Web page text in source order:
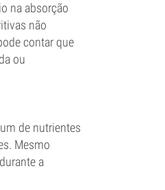
na absorção
não
contar que
ou
de nutrientes
Mesmo
a